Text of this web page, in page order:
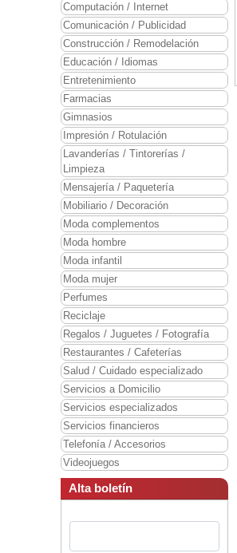
Computación / Internet
Comunicación / Publicidad
Construcción / Remodelación
Educación / Idiomas
Entretenimiento
Farmacias
Gimnasios
Impresión / Rotulación
Lavanderías / Tintorerías /
Limpieza
Mensajería / Paquetería
Mobiliario / Decoración
Moda complementos
Moda hombre
Moda infantil
Moda mujer
Perfumes
Reciclaje
Regalos / Juguetes / Fotografía
Restaurantes / Cafeterías
Salud / Cuidado especializado
Servicios a Domicilio
Servicios especializados
Servicios financieros
Telefonía / Accesorios
Videojuegos
Alta boletín